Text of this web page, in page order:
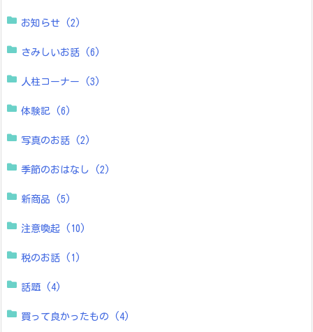
お知らせ (2)
さみしいお話 (6)
人柱コーナー (3)
体験記 (6)
写真のお話 (2)
季節のおはなし (2)
新商品 (5)
注意喚起 (10)
税のお話 (1)
話題 (4)
買って良かったもの (4)